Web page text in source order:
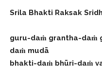
Srila Bhakti Raksak
guru-daṁ grantha-daṁ
daṁ mudā
bhakti-daṁ bhūri-daṁ